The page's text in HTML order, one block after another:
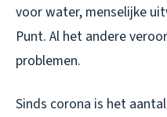
voor water, menselijke
Punt. Al het andere
problemen.
Sinds corona is het